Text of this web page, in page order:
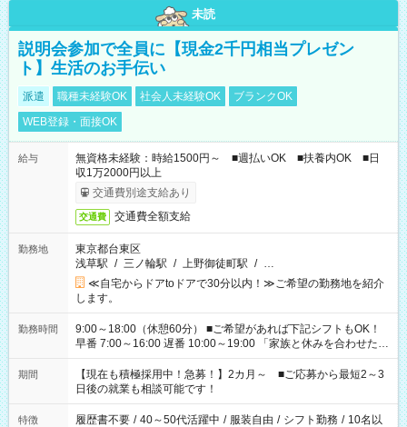
未読
説明会参加で全員に【現金2千円相当プレゼン
ト】生活のお手伝い
派遣 職種未経験OK 社会人未経験OK
ブランクOK
WEB登録・面接OK
給与
無資格未経験：時給1500円～ ■週払いOK ■扶養内OK ■日
収1万2000円以上
交通費別途支給あり
交通費 交通費全額支給
勤務地
東京都台東区
浅草駅 / 三ノ輪駅 / 上野御徒町駅 / …
≪自宅からドアtoドアで30分以内！≫ご希望の勤務地を紹介
します。
勤務時間
9:00～18:00（休憩60分） ■ご希望があれば下記シフトもOK！
早番 7:00～16:00 遅番 10:00～19:00 「家族と休みを合わせた
い」 「余裕を持って夕飯の準備がしたい」 「できれば残業はし
たくない」 など、ご希望を教えてくださいね。 ※Wワーク希望
の方へ 今ご覧のお仕事で希望する勤務時間と、もう1つのお仕事
の勤務時間。 合計で週40時間を超える場合は応募できません。
期間
【現在も積極採用中！急募！】2カ月～ ■ご応募から最短2～3
日後の就業も相談可能です！
特徴 履歴書不要 / 40～50代活躍中 / 服装自由 / シフト勤務 / 10名以